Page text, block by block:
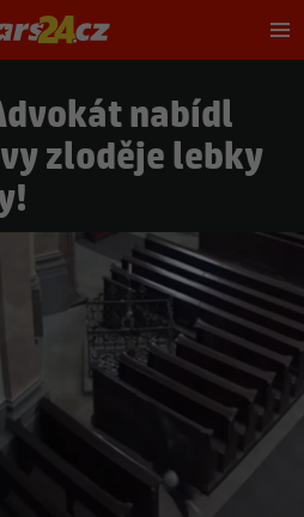
nabídl
zloděje lebky